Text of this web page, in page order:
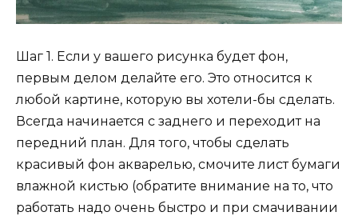
Шаг 1. Если у вашего рисунка будет фон,
первым делом делайте его. Это относится к
любой картине, которую вы хотели-бы сделать.
Всегда начинается с заднего и переходит на
передний план. Для того, чтобы сделать
красивый фон акварелью, смочите лист бумаги
влажной кистью (обратите внимание на то, что
работать надо очень быстро и при смачивании